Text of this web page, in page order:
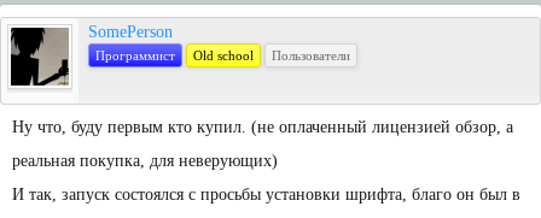
SomePerson
Программист Old school Пользователи
Ну что, буду первым кто купил. (не оплаченный лицензией обзор, а
реальная покупка, для неверующих)
И так, запуск состоялся с просьбы установки шрифта, благо он был в